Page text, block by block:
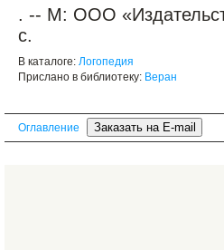
. -- М: ООО
с.
В каталоге: Логопедия
Прислано в библиотеку: Веран
Оглавление